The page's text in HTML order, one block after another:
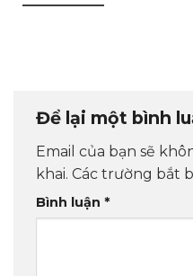
Để lại một bình
Email của bạn sẽ
khai. Các trường bắt
Bình luận *